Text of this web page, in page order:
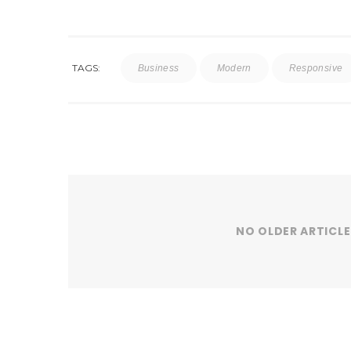
TAGS: Business Modern Responsive
NO OLDER